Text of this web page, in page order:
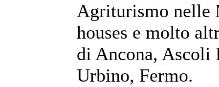
Agriturismo nelle
houses e molto
di Ancona, Ascoli
Urbino, Fermo.